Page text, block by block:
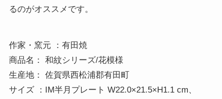
るのがオススメです。
作家・窯元 ：有田焼
商品名： 和紋シリーズ/花模様
生産地： 佐賀県西松浦郡有田町
サイズ ：IM半月プレート W22.0×21.5×H1.1 cm、